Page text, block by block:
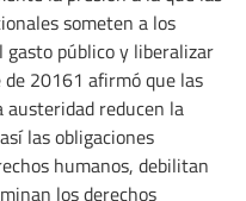
someten a los
gasto público y liberalizar
20161 afirmó que las
austeridad reducen la
las obligaciones
humanos, debilitan
los derechos